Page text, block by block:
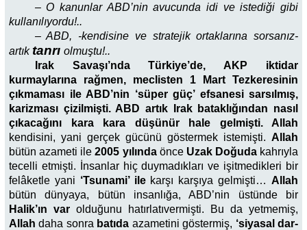
– O kanunlar ABD’nin avucunda idi ve istediği gi­bi
kullanılıyordu!..
– ABD, -kendisine ve stratejik ortaklarına sorsanız-
artıktanrı olmuştu!..
Irak Savaşı’nda Türkiye’de, AKP iktidar
kurmaylarına rağmen, meclisten 1 Mart Tezkeresinin
çıkmaması ile ABD’nin ‘süper güç’ efsanesi sarsılmış,
karizması çizilmiş­ti. ABD artık Irak bataklığından nasıl
çıkaca­ğını kara kara düşünür hale gelmişti. Allah
kendisini, yani gerçek gücünü göster­mek istemişti. Allah
bütün azameti ile2005 yılında önce Uzak Doğuda kahrıyla
tecelli etmişti. İnsanlar hiç duymadıkları ve işitmedikleri bir
felâketle yani ‘Tsunami’ ile karşı karşıya gelmişti…Allah
bütün dünyaya, bü­tün insanlığa, ABD’nin üstünde bir
Halik’ın var ol­duğunu hatırlatıvermişti. Bu da yetmemiş,
Allahdaha sonra batıda azametini göstermiş, ‘siyasal dar­